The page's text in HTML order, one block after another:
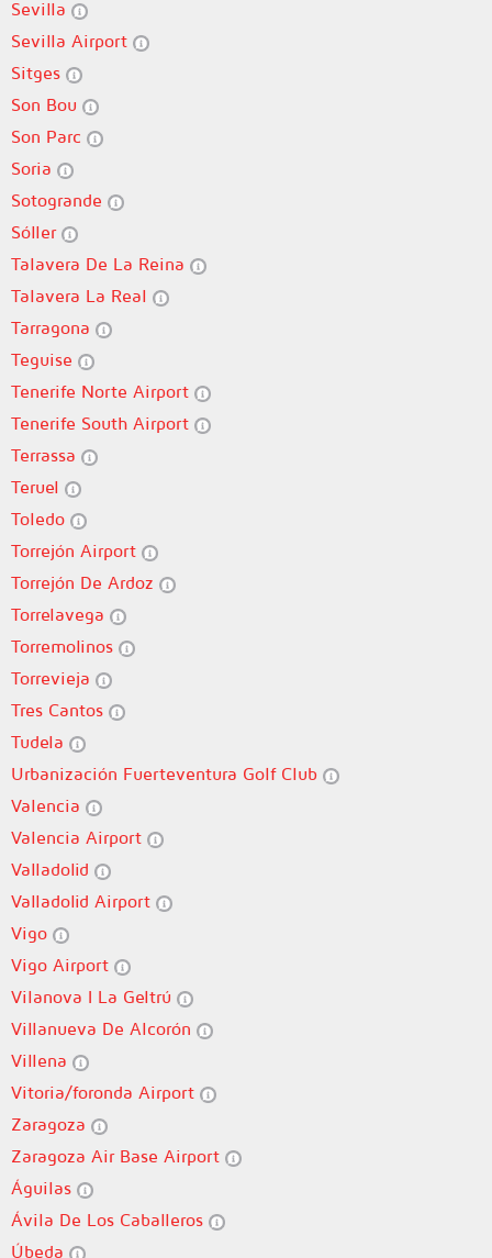
Sevilla
Sevilla Airport
Sitges
Son Bou
Son Parc
Soria
Sotogrande
Sóller
Talavera De La Reina
Talavera La Real
Tarragona
Teguise
Tenerife Norte Airport
Tenerife South Airport
Terrassa
Teruel
Toledo
Torrejón Airport
Torrejón De Ardoz
Torrelavega
Torremolinos
Torrevieja
Tres Cantos
Tudela
Urbanización Fuerteventura Golf Club
Valencia
Valencia Airport
Valladolid
Valladolid Airport
Vigo
Vigo Airport
Vilanova I La Geltrú
Villanueva De Alcorón
Villena
Vitoria/foronda Airport
Zaragoza
Zaragoza Air Base Airport
Águilas
Ávila De Los Caballeros
Úbeda